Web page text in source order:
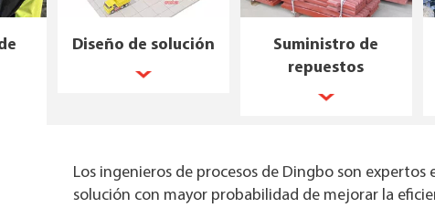
Los ingenieros de procesos de Dingbo son
solución con mayor probabilidad de mejorar la
Diseño de solución
Suministro de
repuestos